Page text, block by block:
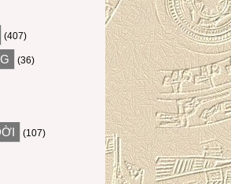
(407)
(36)
(107)